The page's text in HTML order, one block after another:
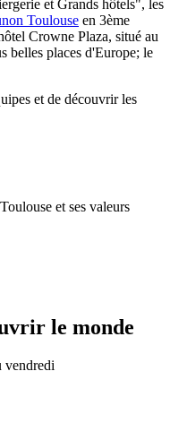
et Grands hôtels", les
Toulouse en 3ème
Crowne Plaza, situé au
belles places d'Europe; le
et de découvrir les
et ses valeurs
le monde
vendredi